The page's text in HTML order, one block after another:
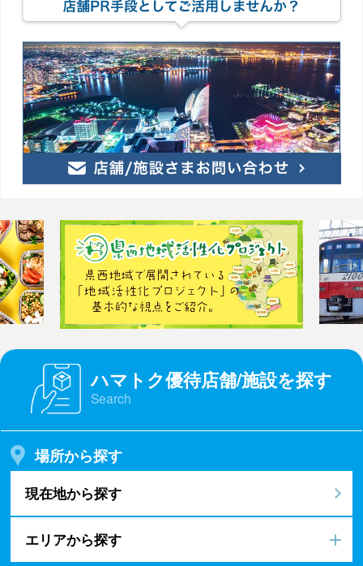
ハマトク優待店舗/施設を探す
Search
場所から探す
現在地から探す
エリアから探す